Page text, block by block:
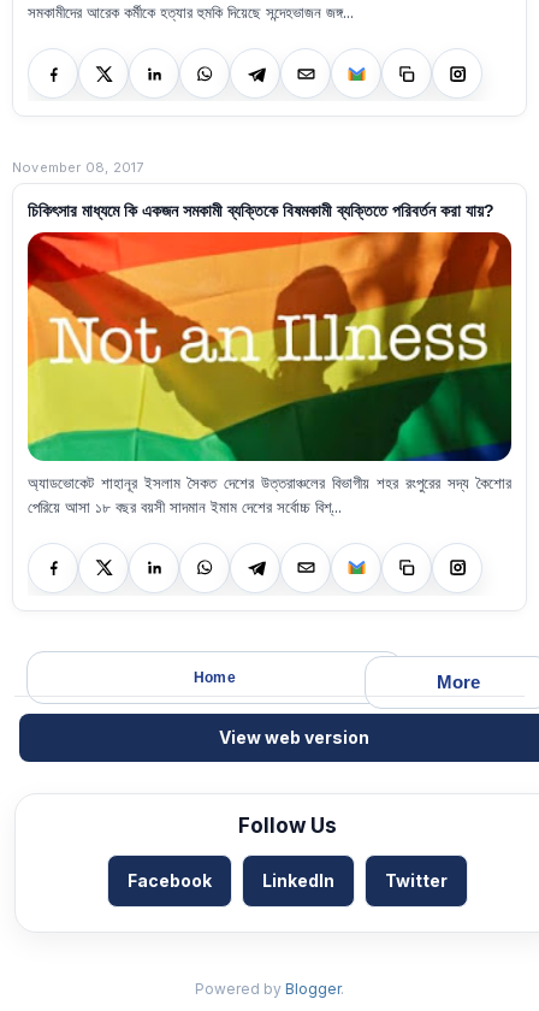
সমকামীদের আরেক কর্মীকে হত্যার হুমকি দিয়েছে সন্দেহভাজন জঙ্গ...
November 08, 2017
চিকিৎসার মাধ্যমে কি একজন সমকামী ব্যক্তিকে বিষমকামী ব্যক্তিতে পরিবর্তন করা যায়?
অ্যাডভোকেট শাহানূর ইসলাম সৈকত দেশের উত্তরাঞ্চলের বিভাগীয় শহর রংপুরের সদ্য কৈশোর
পেরিয়ে আসা ১৮ বছর বয়সী সাদমান ইমাম দেশের সর্বোচ্চ বিশ্...
More
Home
View web version
Follow Us
Facebook LinkedIn Twitter
Powered by Blogger.